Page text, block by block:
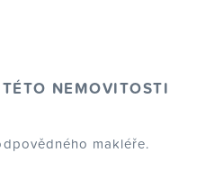
NEMOVITOSTI
makléře.